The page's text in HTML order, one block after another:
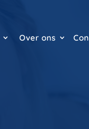
Over ons